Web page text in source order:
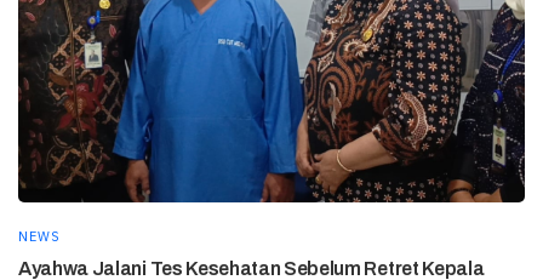
NEWS
Ayahwa Jalani Tes Kesehatan Sebelum Retret Kepala